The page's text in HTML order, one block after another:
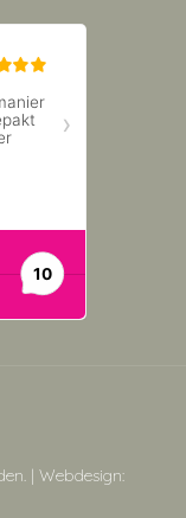
| Webdesign: